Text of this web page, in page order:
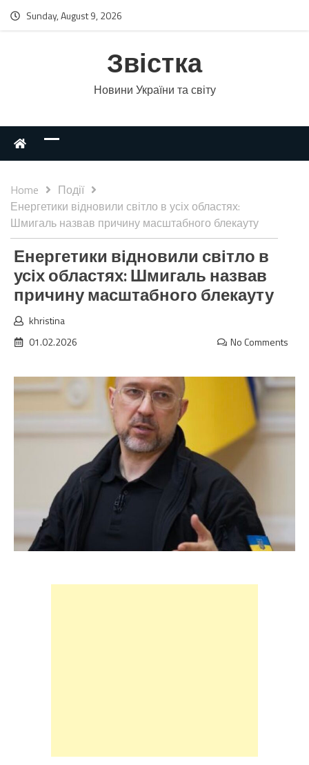
Sunday, August 9, 2026
Звістка
Новини України та світу
Home
Події
Енергетики відновили світло в усіх областях:
Шмигаль назвав причину масштабного блекауту
Енергетики відновили світло в
усіх областях: Шмигаль назвав
причину масштабного блекауту
khristina
01.02.2026
No Comments